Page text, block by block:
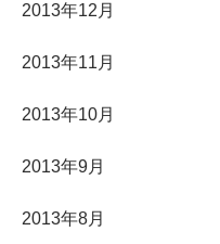
2013年12月
2013年11月
2013年10月
2013年9月
2013年8月